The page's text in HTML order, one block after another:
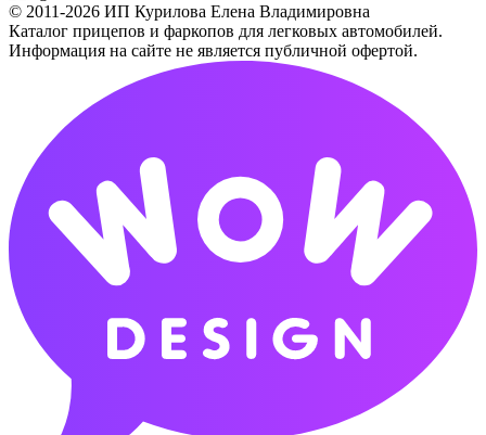
© 2011-2026 ИП Курилова Елена Владимировна
Каталог прицепов и фаркопов для легковых автомобилей.
Информация на сайте не является публичной офертой.